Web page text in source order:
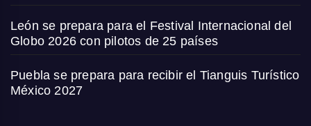
León se prepara para el Festival Internacional del
Globo 2026 con pilotos de 25 países
Puebla se prepara para recibir el Tianguis Turístico
México 2027